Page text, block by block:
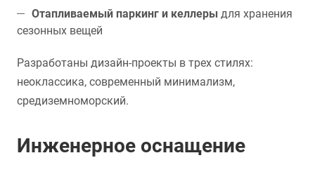
Отапливаемый паркинг и келлеры для хранения
сезонных вещей
Разработаны дизайн-проекты в трех стилях:
неоклассика, современный минимализм,
средиземноморский.
Инженерное оснащение